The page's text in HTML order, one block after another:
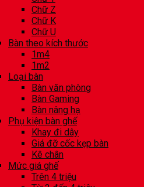
Chữ Z
Chữ K
Chữ U
Bàn theo kích thước
1m4
1m2
Loại bàn
Bàn văn phòng
Bàn Gaming
Bàn nâng hạ
Phụ kiện bàn ghế
Khay đi dây
Giá đỡ cốc kẹp bàn
Kê chân
Mức giá ghế
Trên 4 triệu